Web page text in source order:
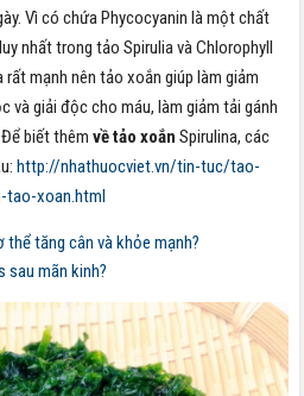
Vì có chứa Phycocyanin là một chất
nhất trong tảo Spirulia và Chlorophyll
mạnh nên tảo xoắn giúp làm giảm
và giải độc cho máu, làm giảm tải gánh
Để biết thêmvề tảo xoắn Spirulina, các
http://nhathuocviet.vn/tin-tuc/tao-
tao-xoan.html
thể tăng cân và khỏe mạnh?
sau mãn kinh?